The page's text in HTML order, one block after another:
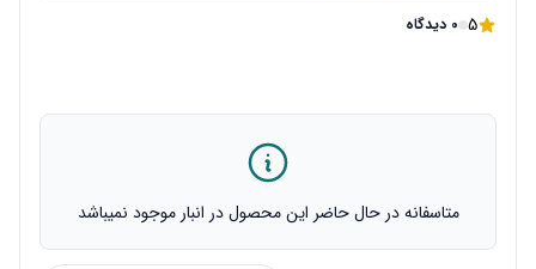
5 0 دیدگاه
متاسفانه در حال حاضر این محصول در انبار موجود نمیباشد